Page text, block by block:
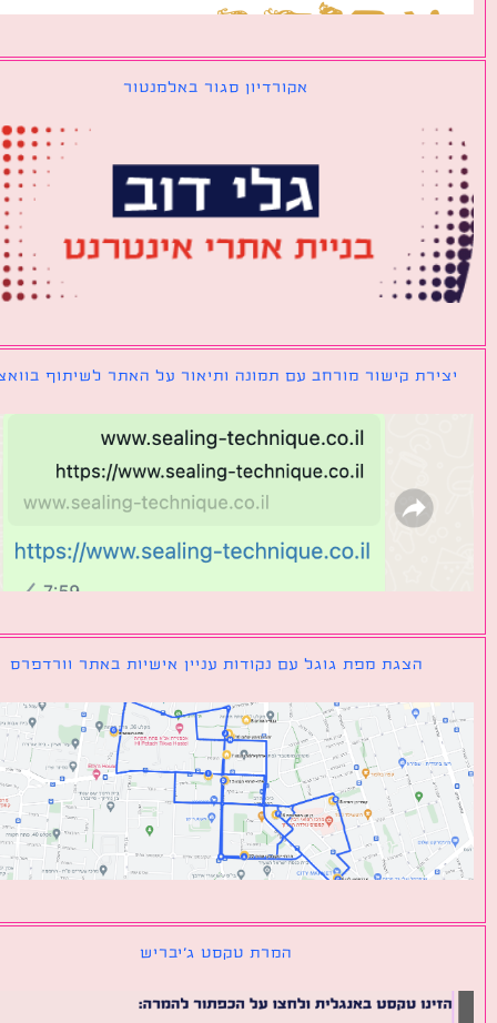
אקורדיון סגור באלמנטור
קישור מורחב עם תמונה ותיאור על האתר לשיתוף בוואצאפ
הצגת מפת גוגל עם נקודות עניין אישיות באתר וורדפרס
המרת טקסט ג׳יבריש